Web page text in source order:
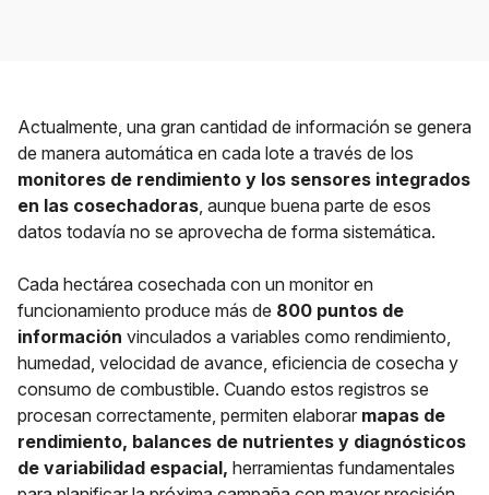
Actualmente, una gran cantidad de información se genera
de manera automática en cada lote a través de los
monitores de rendimiento y los sensores integrados
en las cosechadoras , aunque buena parte de esos
datos todavía no se aprovecha de forma sistemática.
Cada hectárea cosechada con un monitor en
funcionamiento produce más de 800 puntos de
información vinculados a variables como rendimiento,
humedad, velocidad de avance, eficiencia de cosecha y
consumo de combustible. Cuando estos registros se
procesan correctamente, permiten elaborar mapas de
rendimiento, balances de nutrientes y diagnósticos
de variabilidad espacial, herramientas fundamentales